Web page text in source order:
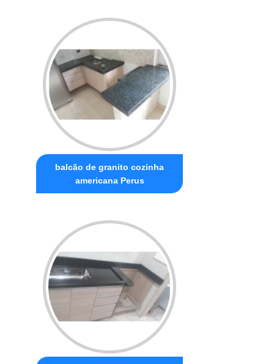
balcão de granito cozinha
americana Perus